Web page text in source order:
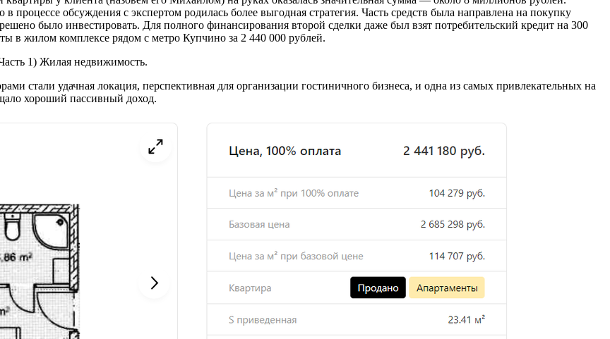
процессе обсуждения с экспертом родилась более выгодная стратегия. Часть средств была направлена на покупку
было инвестировать. Для полного финансирования второй сделки даже был взят потребительский кредит на 300
в жилом комплексе рядом с метро Купчино за 2 440 000 рублей.
1) Жилая недвижимость.
стали удачная локация, перспективная для организации гостиничного бизнеса, и одна из самых привлекательных на
хороший пассивный доход.